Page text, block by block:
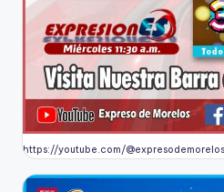
https://youtube.com/